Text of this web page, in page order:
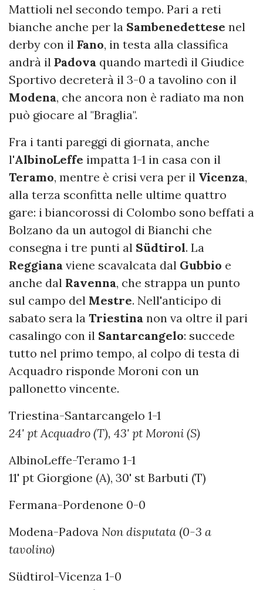
Mattioli nel secondo tempo. Pari a reti
bianche anche per la Sambenedettese nel
derby con il Fano, in testa alla classifica
andrà il Padova quando martedì il Giudice
Sportivo decreterà il 3-0 a tavolino con il
Modena, che ancora non è radiato ma non
può giocare al "Braglia".
Fra i tanti pareggi di giornata, anche
l'AlbinoLeffe impatta 1-1 in casa con il
Teramo, mentre è crisi vera per il Vicenza,
alla terza sconfitta nelle ultime quattro
gare: i biancorossi di Colombo sono beffati a
Bolzano da un autogol di Bianchi che
consegna i tre punti al Südtirol. La
Reggiana viene scavalcata dal Gubbio e
anche dal Ravenna, che strappa un punto
sul campo del Mestre. Nell'anticipo di
sabato sera la Triestina non va oltre il pari
casalingo con il Santarcangelo: succede
tutto nel primo tempo, al colpo di testa di
Acquadro risponde Moroni con un
pallonetto vincente.
Triestina-Santarcangelo 1-1
24' pt Acquadro (T), 43' pt Moroni (S)
AlbinoLeffe-Teramo 1-1
11' pt Giorgione (A), 30' st Barbuti (T)
Fermana-Pordenone 0-0
Modena-Padova Non disputata (0-3 a
tavolino)
Südtirol-Vicenza 1-0